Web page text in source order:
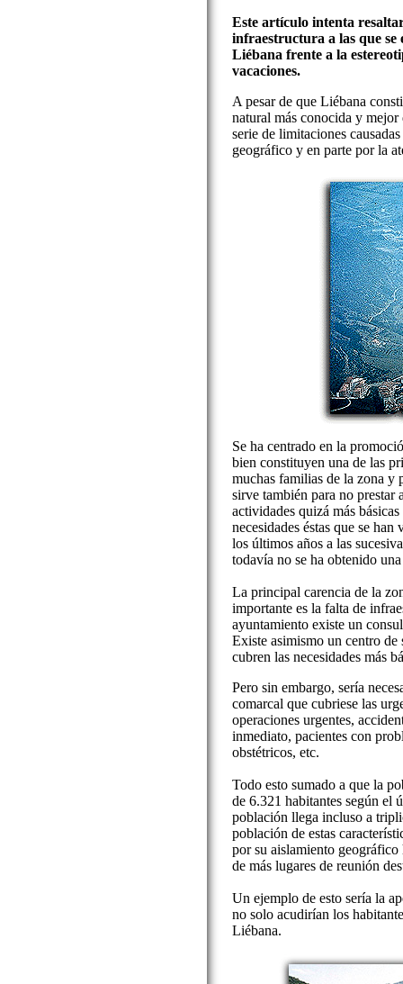
Este artículo intenta
infraestructura a las que
Liébana frente a la
vacaciones.
A pesar de que Liébana
natural más conocida y
serie de limitaciones
geográfico y en parte por la
Se ha centrado en la
bien constituyen una de las
muchas familias de la zona y
sirve también para no prestar
actividades quizá más
necesidades éstas que se
los últimos años a las
todavía no se ha obtenido
La principal carencia de la
importante es la falta de
ayuntamiento existe un
Existe asimismo un centro de
cubren las necesidades más
Pero sin embargo, sería
comarcal que cubriese las
operaciones urgentes,
inmediato, pacientes con
obstétricos, etc.
Todo esto sumado a que la
de 6.321 habitantes según el
población llega incluso a
población de estas
por su aislamiento
de más lugares de reunión
Un ejemplo de esto sería la
no solo acudirían los
Liébana.